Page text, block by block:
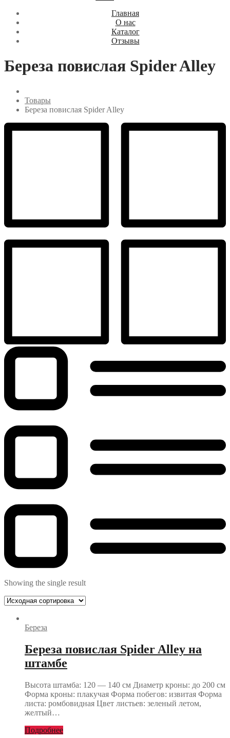
Главная
О нас
Каталог
Отзывы
Береза повислая Spider Alley
Товары
Береза повислая Spider Alley
Showing the single result
Береза
Береза повислая Spider Alley на
штамбе
Высота штамба: 120 — 140 см Диаметр кроны: до 200 см
Форма кроны: плакучая Форма побегов: извитая Форма
листа: ромбовидная Цвет листьев: зеленый летом,
желтый…
Подробнее